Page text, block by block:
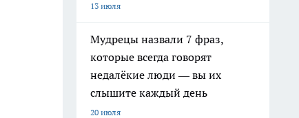
13 июля
Мудрецы назвали 7 фраз,
которые всегда говорят
недалёкие люди — вы их
слышите каждый день
20 июля